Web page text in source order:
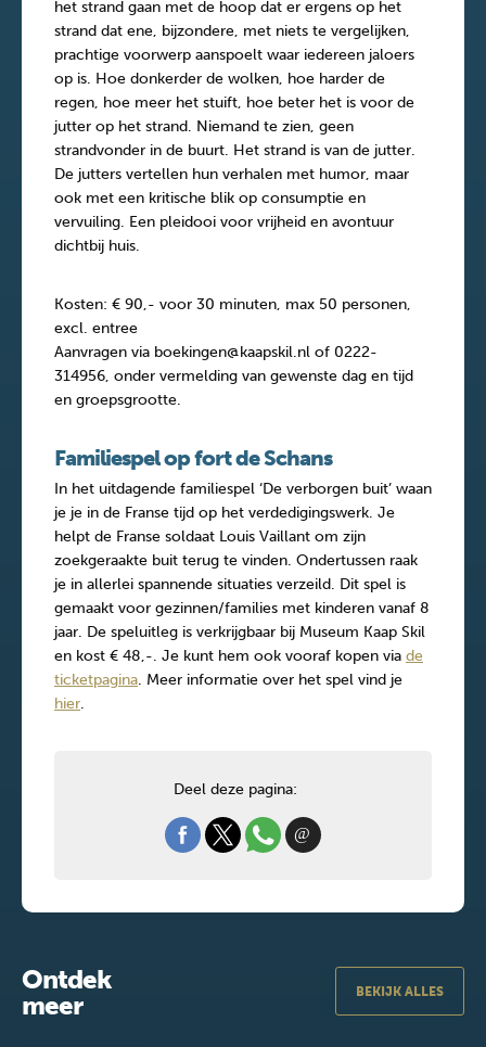
het strand gaan met de hoop dat er ergens op het
strand dat ene, bijzondere, met niets te vergelijken,
prachtige voorwerp aanspoelt waar iedereen jaloers
op is. Hoe donkerder de wolken, hoe harder de
regen, hoe meer het stuift, hoe beter het is voor de
jutter op het strand. Niemand te zien, geen
strandvonder in de buurt. Het strand is van de jutter.
De jutters vertellen hun verhalen met humor, maar
ook met een kritische blik op consumptie en
vervuiling. Een pleidooi voor vrijheid en avontuur
dichtbij huis.
Kosten: € 90,- voor 30 minuten, max 50 personen,
excl. entree
Aanvragen via boekingen@kaapskil.nl of 0222-
314956, onder vermelding van gewenste dag en tijd
en groepsgrootte.
Familiespel op fort de Schans
In het uitdagende familiespel ‘De verborgen buit’ waan
je je in de Franse tijd op het verdedigingswerk. Je
helpt de Franse soldaat Louis Vaillant om zijn
zoekgeraakte buit terug te vinden. Ondertussen raak
je in allerlei spannende situaties verzeild. Dit spel is
gemaakt voor gezinnen/families met kinderen vanaf 8
jaar. De speluitleg is verkrijgbaar bij Museum Kaap Skil
en kost € 48,-. Je kunt hem ook vooraf kopen via de
ticketpagina. Meer informatie over het spel vind je
hier.
Deel deze pagina:
Ontdek
meer
BEKIJK ALLES